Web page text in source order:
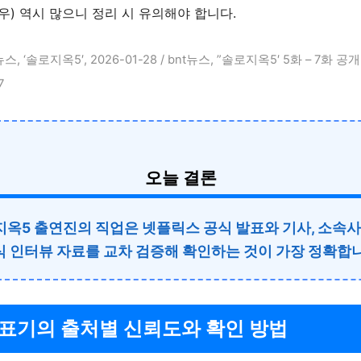
) 역시 많으니 정리 시 유의해야 합니다.
, ‘솔로지옥5′, 2026-01-28 / bnt뉴스, ”솔로지옥5′ 5화 – 7화 공개
오늘 결론
옥5 출연진의 직업은 넷플릭스 공식 발표와 기사, 소속
인터뷰 자료를 교차 검증해 확인하는 것이 가장 정확합
기의 출처별 신뢰도와 확인 방법